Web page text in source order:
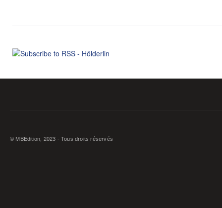
© MBEdition, 2023 - Tous droits réservés